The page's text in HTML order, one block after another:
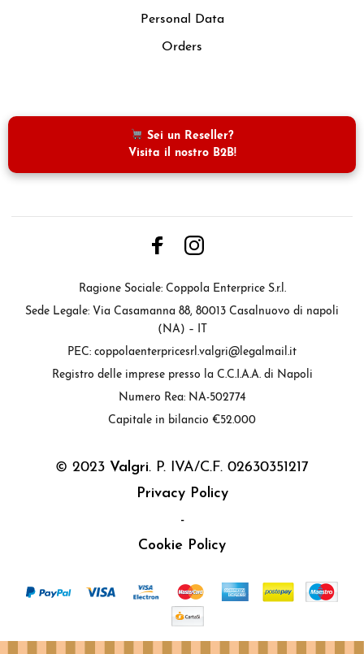
Personal Data
Orders
Ragione Sociale: Coppola Enterprice S.r.l.
Sede Legale: Via Casamanna 88, 80013 Casalnuovo di napoli
(NA) – IT
PEC: coppolaenterpricesrl.valgri@legalmail.it
Registro delle imprese presso la C.C.I.A.A. di Napoli
Numero Rea: NA-502774
Capitale in bilancio €52.000
© 2023 Valgri. P. IVA/C.F. 02630351217
Privacy Policy
-
Cookie Policy
Sei un Reseller?
Visita il nostro B2B!